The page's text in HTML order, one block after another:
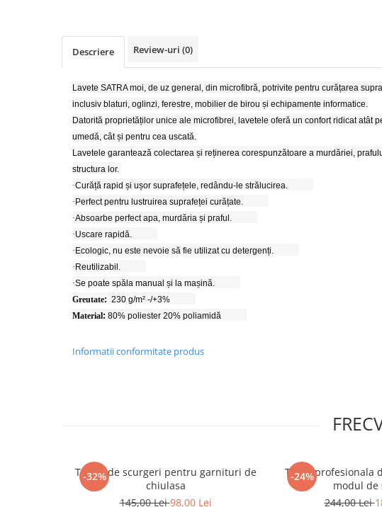
Accesorii schimb ulei
Chei buson baie ulei
Chei filtru ulei
Recuperatoare de ulei
Scule Ajutatoare
Scule De Mana si Unelte
Aparate de nituit si capsat
Capsatoare tapiterie
Chei de Forta
Chei Dinamometrice
Ciocane Dalti si Dornuri
Reparat Filete
Scule Electrice
Aeroterme si Incalzitoare
Aspiratoare industriale
Pistoale electrice de impact
Polizoare unghiulare
Descriere Review-uri (0)
Lavete SATRA moi, de uz general, din microfibră, potrivite pentru curățarea
inclusiv blaturi, oglinzi, ferestre, mobilier de birou și echipamente informatice.
Datorită proprietăților unice ale microfibrei, lavetele oferă un confort ridicat atât
umedă, cât și pentru cea uscată.
Lavetele garantează colectarea și reținerea corespunzătoare a murdăriei,
structura lor.
·Curăță rapid și ușor suprafețele, redându-le strălucirea.
· Perfect pentru lustruirea suprafeței curățate.
·Absoarbe perfect apa, murdăria și praful.
·Uscare rapidă.
· Ecologic, nu este nevoie să fie utilizat cu detergenți.
· Reutilizabil.
·Se poate spăla manual și la mașină.
Greutate: 230 g/m² -/+3%
Material: 80% poliester 20% poliamidă
Informatii conformitate produs
-32%
Tester de scurgeri pentru garnituri de
chiulasa
145,00 Lei98,00 Lei
-24%
Trusa profesionala
modul de
244,00 Lei